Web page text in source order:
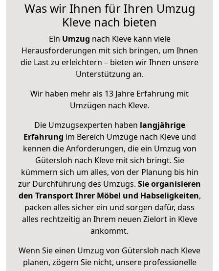
Was wir Ihnen für Ihren Umzug
Kleve nach bieten
Ein Umzug nach Kleve kann viele
Herausforderungen mit sich bringen, um Ihnen
die Last zu erleichtern – bieten wir Ihnen unsere
Unterstützung an.
Wir haben mehr als 13 Jahre Erfahrung mit
Umzügen nach Kleve.
Die Umzugsexperten haben langjährige
Erfahrung im Bereich Umzüge nach Kleve und
kennen die Anforderungen, die ein Umzug von
Gütersloh nach Kleve mit sich bringt. Sie
kümmern sich um alles, von der Planung bis hin
zur Durchführung des Umzugs. Sie organisieren
den Transport Ihrer Möbel und Habseligkeiten,
packen alles sicher ein und sorgen dafür, dass
alles rechtzeitig an Ihrem neuen Zielort in Kleve
ankommt.
Wenn Sie einen Umzug von Gütersloh nach Kleve
planen, zögern Sie nicht, unsere professionelle